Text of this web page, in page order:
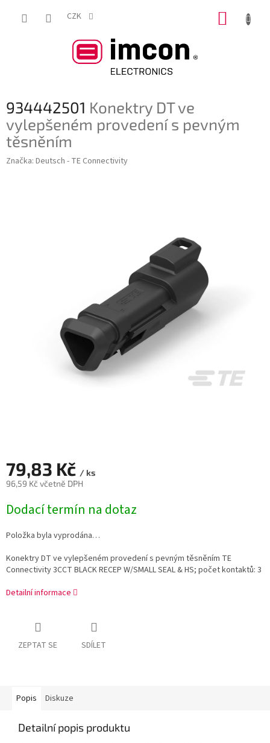
CZK
934442501 Konektry DT ve
vylepšeném provedení s pevným
těsněním
Značka: Deutsch - TE Connectivity
79,83 Kč / ks
96,59 Kč včetně DPH
cena:
Dodací termín na dotaz
Položka byla vyprodána…
Konektry DT ve vylepšeném provedení s pevným těsněním TE
Connectivity 3CCT BLACK RECEP W/SMALL SEAL & HS; počet kontaktů: 3
Detailní informace
ZEPTAT SE SDÍLET
Popis Diskuze
Detailní popis produktu